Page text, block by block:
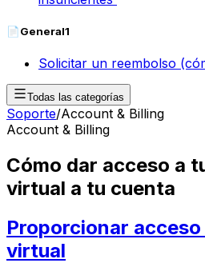
📄General1
Solicitar un reembolso
Todas las categorías
Soporte/Account & Billing
Account & Billing
Cómo dar acceso a
virtual a tu cuenta
Proporcionar
virtual